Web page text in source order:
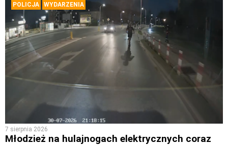
POLICJA WYDARZENIA
7 sierpnia 2026
Młodzież na hulajnogach elektrycznych coraz